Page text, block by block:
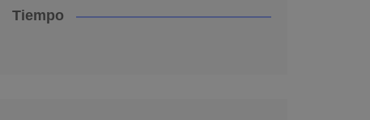
Tiempo